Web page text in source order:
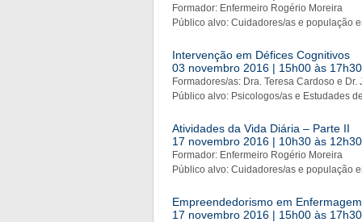
Formador: Enfermeiro Rogério Moreira
Público alvo: Cuidadores/as e população
Intervenção em Défices Cognitivos
03 novembro 2016 | 15h00 às
Formadores/as: Dra. Teresa Cardoso e Dr.
Público alvo: Psicologos/as e Estudades
Atividades da Vida Diária – Parte II
17 novembro 2016 | 10h30 às
Formador: Enfermeiro Rogério Moreira
Público alvo: Cuidadores/as e população
Empreendedorismo em Enfermagem
17 novembro 2016 | 15h00 às